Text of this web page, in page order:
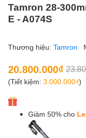
Tamron 28-
E - A074S
Thương hiệu: Tamron
20.800.000₫
(Tiết kiệm: 3.000.000₫)
Giảm 50% cho